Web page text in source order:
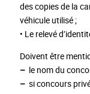
des copies de la
véhicule utilisé ;
• Le relevé
Doivent être
–le nom du
–si concours